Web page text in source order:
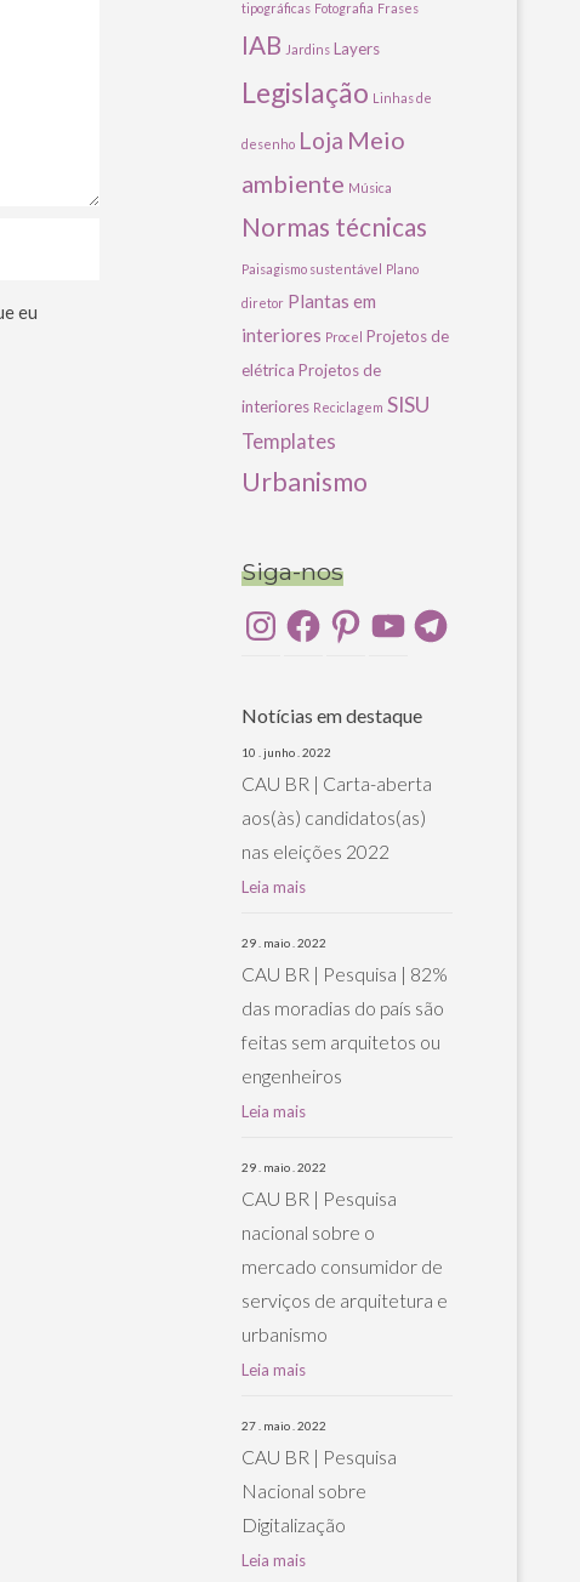
eu
tipográficas Fotografia Frases
IAB Jardins Layers
Legislação Linhas de
desenho Loja Meio
ambiente Música
Normas técnicas
Paisagismo sustentável Plano
diretor Plantas em
interiores Procel Projetos de
elétrica Projetos de
interiores Reciclagem SISU
Templates
Urbanismo
Siga-nos
InstagramFacebookPinterestYouTubeTelegram
Notícias em destaque
10 . junho . 2022
CAU BR | Carta-aberta
aos(às) candidatos(as)
nas eleições 2022
Leia mais
29 . maio . 2022
CAU BR | Pesquisa | 82%
das moradias do país são
feitas sem arquitetos ou
engenheiros
Leia mais
29 . maio . 2022
CAU BR | Pesquisa
nacional sobre o
mercado consumidor de
serviços de arquitetura e
urbanismo
Leia mais
27 . maio . 2022
CAU BR | Pesquisa
Nacional sobre
Digitalização
Leia mais